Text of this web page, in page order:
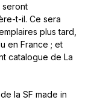
seront
t-il. Ce sera
plus tard,
en France ; et
catalogue de La
la SF made in